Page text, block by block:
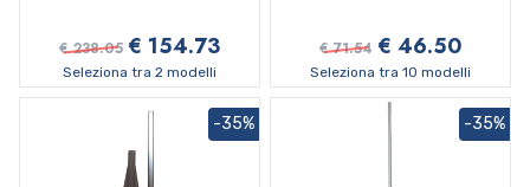
€ 238.05 € 154.73
Seleziona tra 2 modelli
€ 71.54 € 46.50
Seleziona tra 10 modelli
-35% -35%